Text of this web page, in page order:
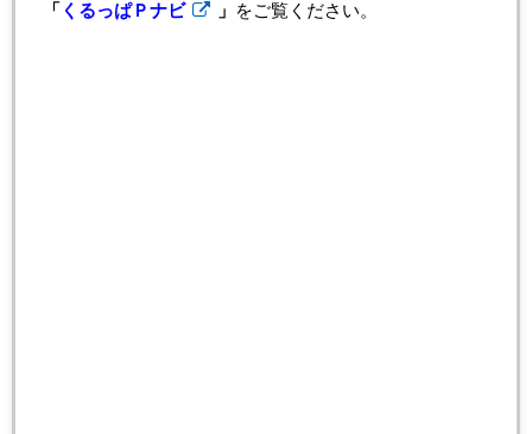
「 くるっぱＰナビ 」 をご覧ください。